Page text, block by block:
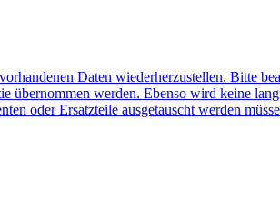
Daten wiederherzustellen. Bitte
übernommen werden. Ebenso wird keine
oder Ersatzteile ausgetauscht werden